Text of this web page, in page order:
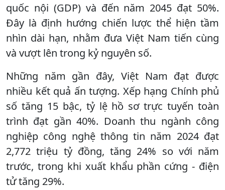
quốc nội (GDP) và đến năm 2045 đạt 50%.
Đây là định hướng chiến lược thể hiện tầm
nhìn dài hạn, nhằm đưa Việt Nam tiến cùng
và vượt lên trong kỷ nguyên số.
Những năm gần đây, Việt Nam đạt được
nhiều kết quả ấn tượng. Xếp hạng Chính phủ
số tăng 15 bậc, tỷ lệ hồ sơ trực tuyến toàn
trình đạt gần 40%. Doanh thu ngành công
nghiệp công nghệ thông tin năm 2024 đạt
2,772 triệu tỷ đồng, tăng 24% so với năm
trước, trong khi xuất khẩu phần cứng - điện
tử tăng 29%.